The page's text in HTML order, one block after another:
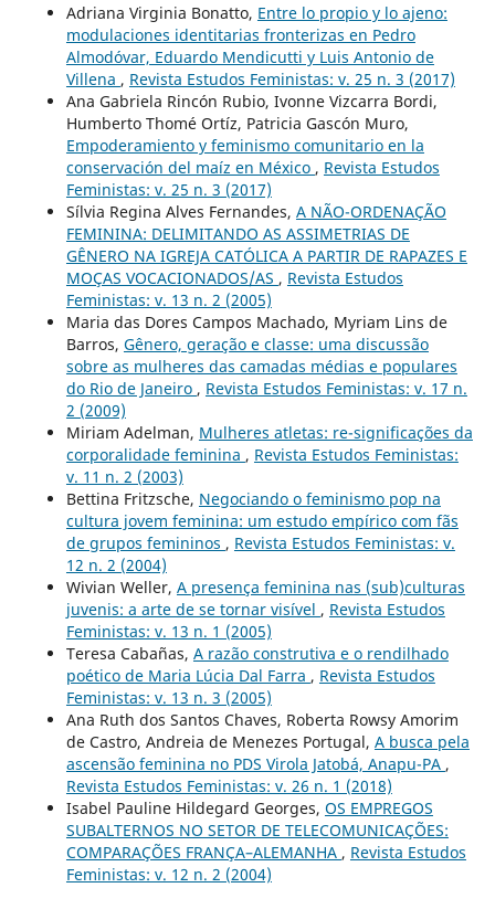
Adriana Virginia Bonatto, Entre lo propio y lo ajeno:
modulaciones identitarias fronterizas en Pedro
Almodóvar, Eduardo Mendicutti y Luis Antonio de
Villena , Revista Estudos Feministas: v. 25 n. 3 (2017)
Ana Gabriela Rincón Rubio, Ivonne Vizcarra Bordi,
Humberto Thomé Ortíz, Patricia Gascón Muro,
Empoderamiento y feminismo comunitario en la
conservación del maíz en México , Revista Estudos
Feministas: v. 25 n. 3 (2017)
Sílvia Regina Alves Fernandes, A NÃO-ORDENAÇÃO
FEMININA: DELIMITANDO AS ASSIMETRIAS DE
GÊNERO NA IGREJA CATÓLICA A PARTIR DE RAPAZES E
MOÇAS VOCACIONADOS/AS , Revista Estudos
Feministas: v. 13 n. 2 (2005)
Maria das Dores Campos Machado, Myriam Lins de
Barros, Gênero, geração e classe: uma discussão
sobre as mulheres das camadas médias e populares
do Rio de Janeiro , Revista Estudos Feministas: v. 17 n.
2 (2009)
Miriam Adelman, Mulheres atletas: re-significações da
corporalidade feminina , Revista Estudos Feministas:
v. 11 n. 2 (2003)
Bettina Fritzsche, Negociando o feminismo pop na
cultura jovem feminina: um estudo empírico com fãs
de grupos femininos , Revista Estudos Feministas: v.
12 n. 2 (2004)
Wivian Weller, A presença feminina nas (sub)culturas
juvenis: a arte de se tornar visível , Revista Estudos
Feministas: v. 13 n. 1 (2005)
Teresa Cabañas, A razão construtiva e o rendilhado
poético de Maria Lúcia Dal Farra , Revista Estudos
Feministas: v. 13 n. 3 (2005)
Ana Ruth dos Santos Chaves, Roberta Rowsy Amorim
de Castro, Andreia de Menezes Portugal, A busca pela
ascensão feminina no PDS Virola Jatobá, Anapu-PA ,
Revista Estudos Feministas: v. 26 n. 1 (2018)
Isabel Pauline Hildegard Georges, OS EMPREGOS
SUBALTERNOS NO SETOR DE TELECOMUNICAÇÕES:
COMPARAÇÕES FRANÇA–ALEMANHA , Revista Estudos
Feministas: v. 12 n. 2 (2004)